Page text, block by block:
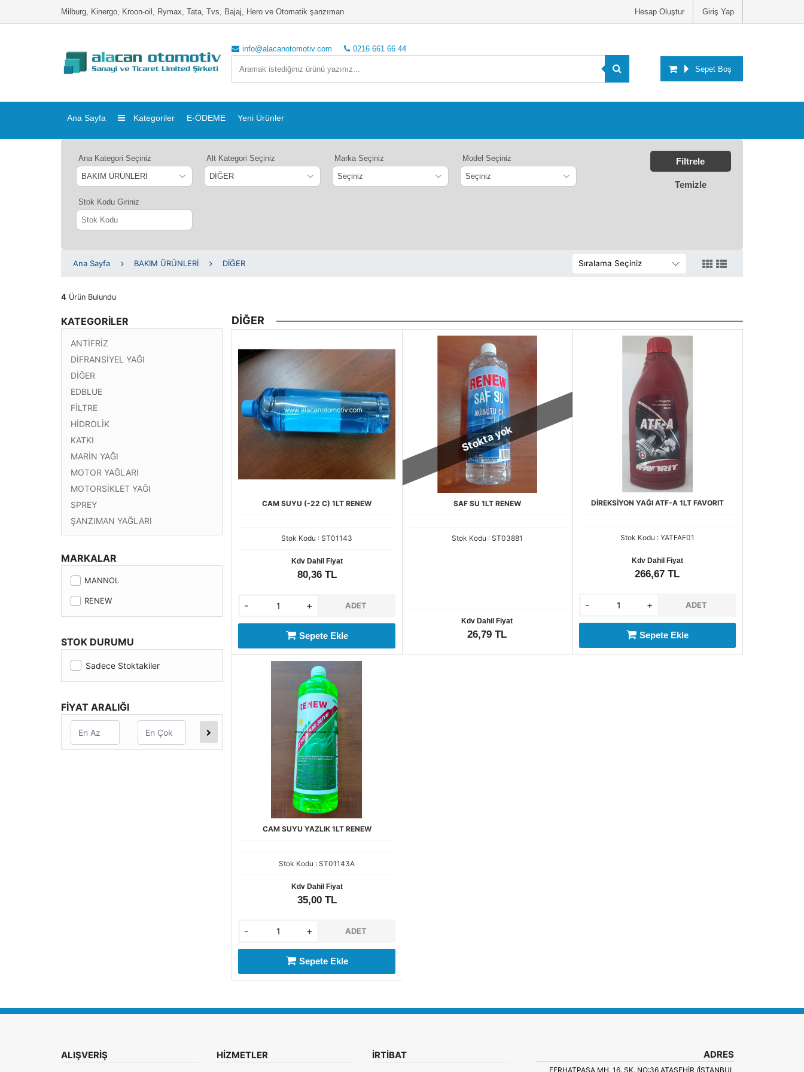
Milburg, Kinergo, Kroon-oil, Rymax, Tata, Tvs, Bajaj, Hero ve Otomatik şanzıman Giriş Yap
Hesap Oluştur
info@alacanotomotiv.com 0216 661 66 44
Sepet Boş
Ana Sayfa Kategoriler E-ÖDEME Yeni Ürünler
Ana Kategori Seçiniz Alt Kategori Seçiniz Marka Seçiniz Model Seçiniz
Stok Kodu Giriniz
Filtrele
Temizle
Ana Sayfa BAKIM ÜRÜNLERİ DİĞER
4 Ürün Bulundu
KATEGORİLER
ANTİFRİZ
DİFRANSİYEL YAĞI
DİĞER
EDBLUE
FİLTRE
HİDROLİK
KATKI
MARİN YAĞI
MOTOR YAĞLARI
MOTORSİKLET YAĞI
SPREY
ŞANZIMAN YAĞLARI
MARKALAR
MANNOL
RENEW
STOK DURUMU
Sadece Stoktakiler
FİYAT ARALIĞI
DİĞER
CAM SUYU (-22 C) 1LT RENEW
Stok Kodu : ST01143
Kdv Dahil Fiyat
80,36 TL
- + ADET
Sepete Ekle
Stokta yok
SAF SU 1LT RENEW
Stok Kodu : ST03881
Kdv Dahil Fiyat
26,79 TL
DİREKSİYON YAĞI ATF-A 1LT FAVORIT
Stok Kodu : YATFAF01
Kdv Dahil Fiyat
266,67 TL
- + ADET
Sepete Ekle
CAM SUYU YAZLIK 1LT RENEW
Stok Kodu : ST01143A
Kdv Dahil Fiyat
35,00 TL
- + ADET
Sepete Ekle
ALIŞVERİŞ HİZMETLER İRTİBAT ADRES
FERHATPAŞA MH. 16. SK. NO:36 ATAŞEHIR /İSTANBUL